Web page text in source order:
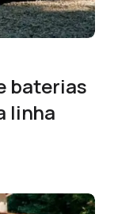
baterias
linha